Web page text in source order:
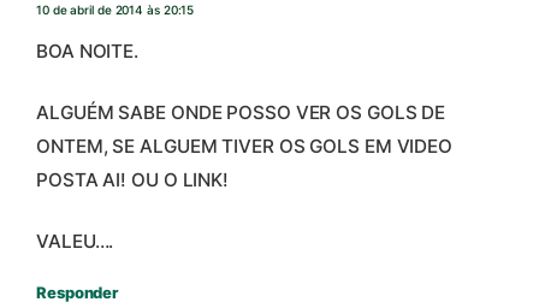
10 de abril de 2014 às 20:15
BOA NOITE.
ALGUÉM SABE ONDE POSSO VER OS GOLS DE
ONTEM, SE ALGUEM TIVER OS GOLS EM VIDEO
POSTA AI! OU O LINK!
VALEU….
Responder